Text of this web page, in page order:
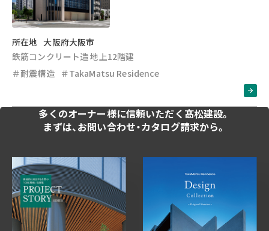
所在地 大阪府大阪市
鉄筋コンクリート造 地上12階建
＃耐震構造
＃TakaMatsu Residence
多くのオーナー様に信頼いただく髙松建設。
まずは、お問い合わせ・カタログ請求から。